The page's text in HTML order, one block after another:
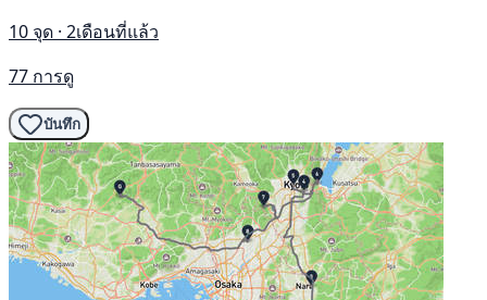
10 จุด · 2เดือนที่แล้ว
77 การดู
บันทึก